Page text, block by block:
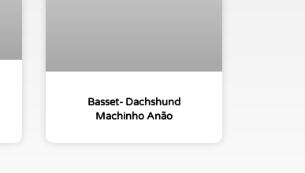
Basset- Dachshund
Machinho Anão